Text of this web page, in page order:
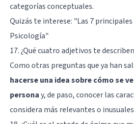
categorías conceptuales.
Quizás te interese: "Las 7
Psicología"
17. ¿Qué cuatro adjetivos te
Como otras preguntas que ya han
hacerse una idea sobre cómo se
personay, de paso, conocer las
considera más relevantes o